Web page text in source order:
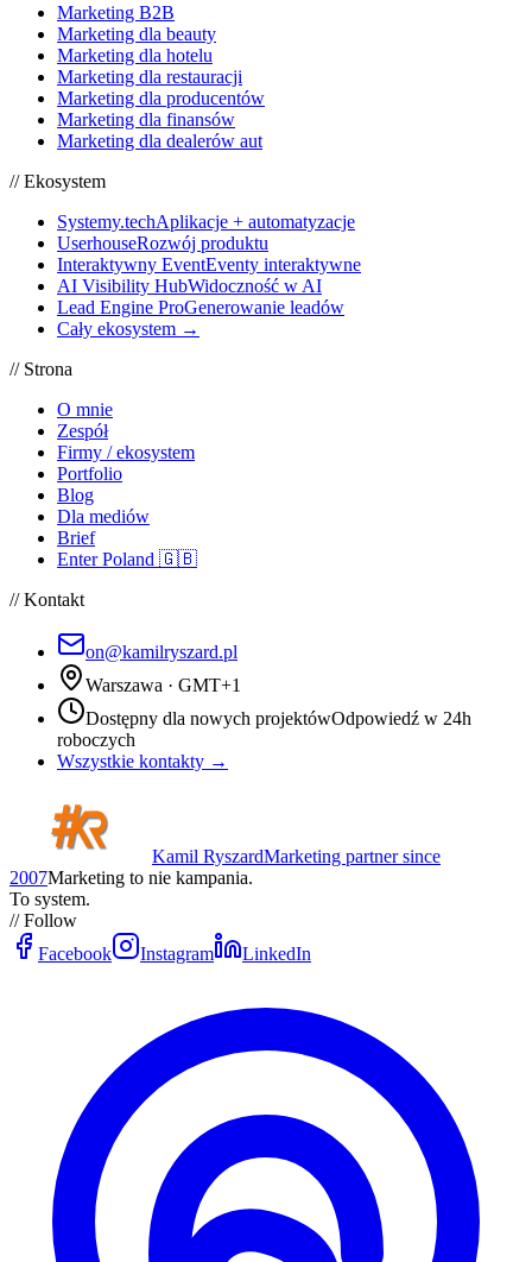
Marketing B2B
Marketing dla beauty
Marketing dla hotelu
Marketing dla restauracji
Marketing dla producentów
Marketing dla finansów
Marketing dla dealerów aut
// Ekosystem
Systemy.techAplikacje + automatyzacje
UserhouseRozwój produktu
Interaktywny EventEventy interaktywne
AI Visibility HubWidoczność w AI
Lead Engine ProGenerowanie leadów
Cały ekosystem →
// Strona
O mnie
Zespół
Firmy / ekosystem
Portfolio
Blog
Dla mediów
Brief
Enter Poland 🇬🇧
// Kontakt
on@kamilryszard.pl
Warszawa · GMT+1
Dostępny dla nowych projektówOdpowiedź w 24h
roboczych
Wszystkie kontakty →
Kamil RyszardMarketing partner since
2007Marketing to nie kampania.
To system.
// Follow
Facebook
Instagram LinkedIn